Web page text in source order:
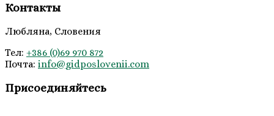
Контакты
Любляна, Словения
Тел: +386 (0)69 970 872
Почта: info@gidposlovenii.com
Присоединяйтесь